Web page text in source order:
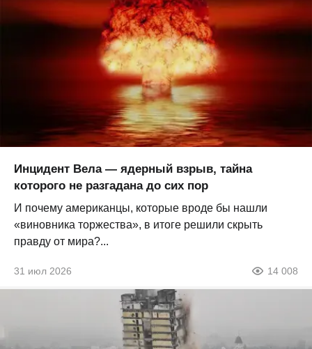
Инцидент Вела — ядерный взрыв, тайна
которого не разгадана до сих пор
И почему американцы, которые вроде бы нашли
«виновника торжества», в итоге решили скрыть
правду от мира?...
31 июл 2026 14 008